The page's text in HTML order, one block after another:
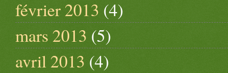
février 2013 (4)
mars 2013 (5)
avril 2013 (4)